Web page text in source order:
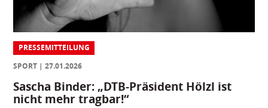
PRESSEMITTEILUNG
SPORT
27.01.2026
Sascha Binder: „DTB-Präsident Hölzl ist
nicht mehr tragbar!“